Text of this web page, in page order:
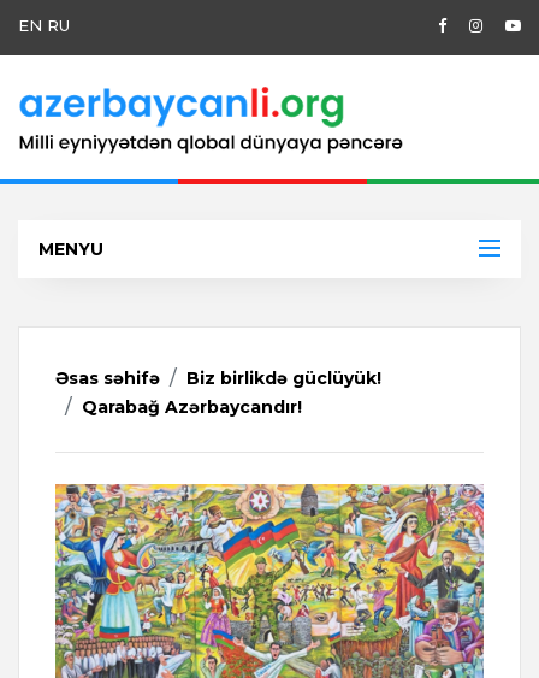
EN RU
MENYU
Əsas səhifə
Biz birlikdə güclüyük!
Qarabağ Azərbaycandır!